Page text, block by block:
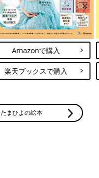
Amazonで購入
楽天ブックスで購入
たまひよの絵本